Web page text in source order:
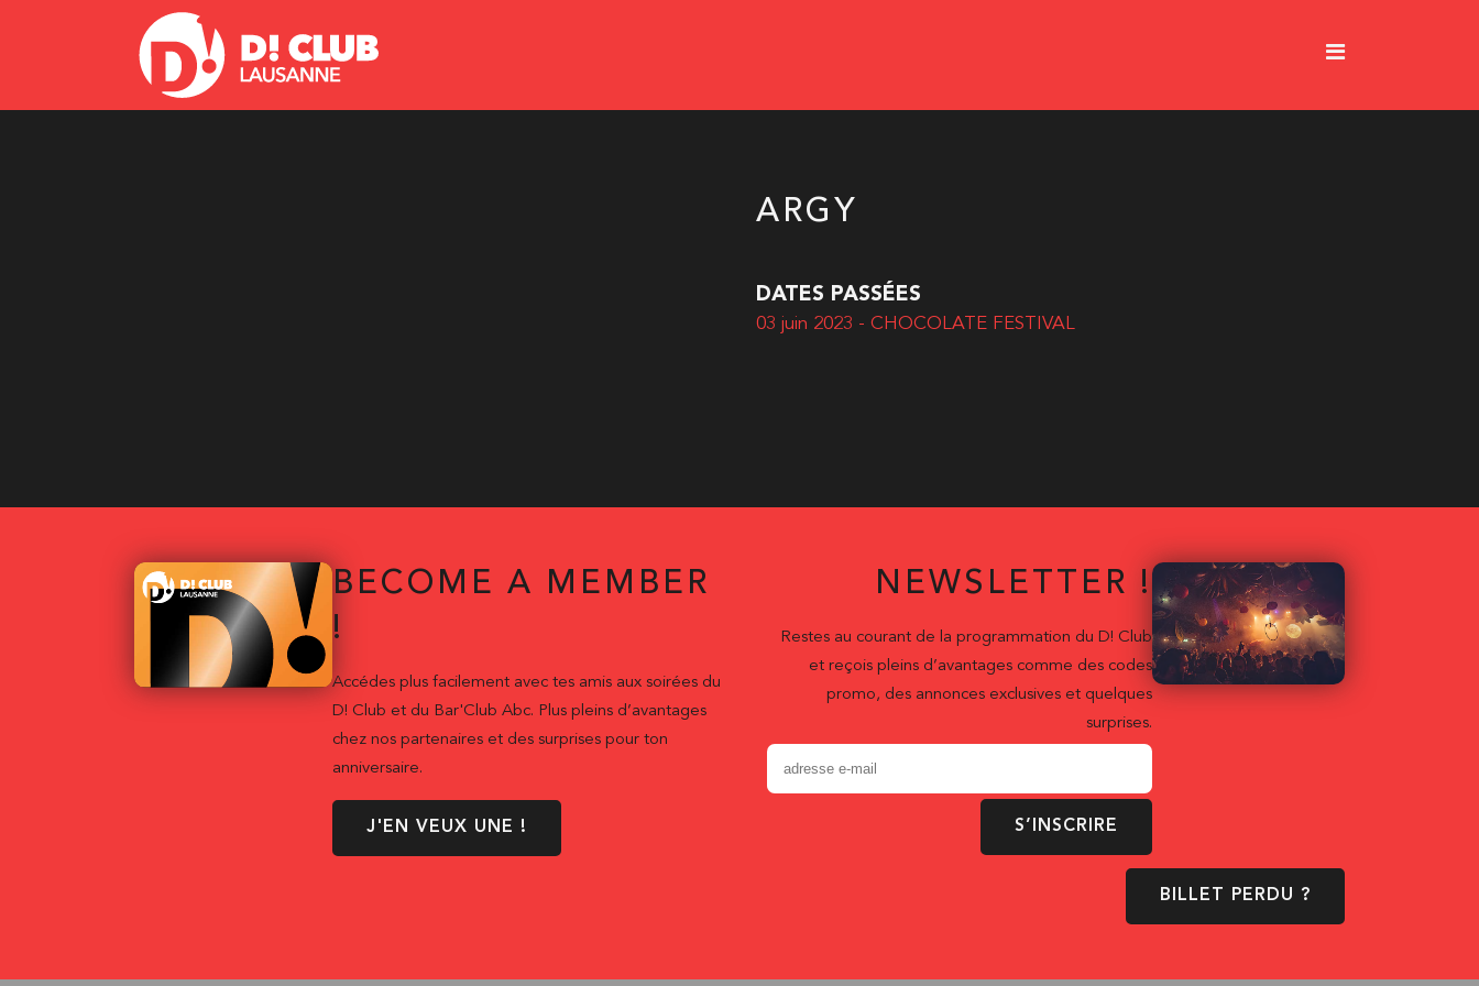
ARGY
DATES PASSÉES
03 juin 2023 - CHOCOLATE FESTIVAL
BECOME A MEMBER
!
Accédes plus facilement avec tes amis aux soirées du
D! Club et du Bar'Club Abc. Plus pleins d’avantages
chez nos partenaires et des surprises pour ton
anniversaire.
J'EN VEUX UNE !
NEWSLETTER !
Restes au courant de la programmation du D! Club
et reçois pleins d’avantages comme des codes
promo, des annonces exclusives et quelques
surprises.
S’INSCRIRE
BILLET PERDU ?